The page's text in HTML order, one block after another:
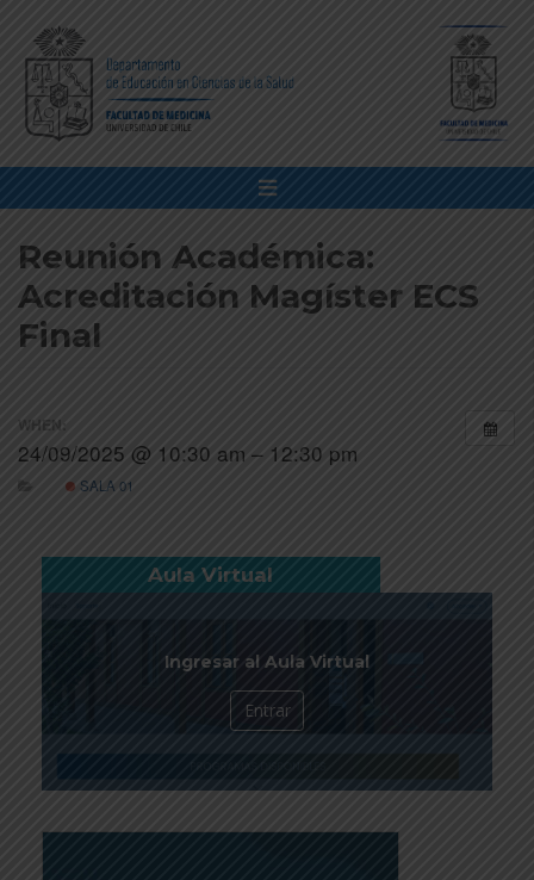
Reunión Académica:
Acreditación Magíster ECS
Final
WHEN:
24/09/2025 @ 10:30 am – 12:30 pm
SALA 01
Aula Virtual
Ingresar al Aula Virtual
Entrar